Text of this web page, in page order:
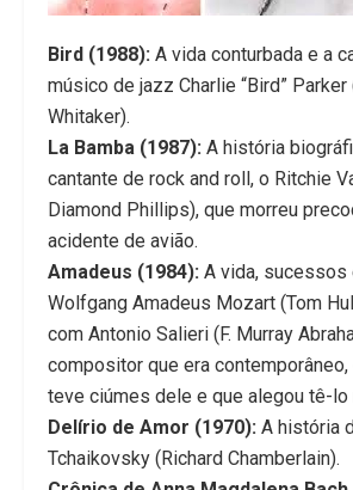
Bird (1988): A vida conturbada e a
músico de jazz Charlie “Bird”
Whitaker).
La Bamba (1987): A história
cantante de rock and roll, o Ritchie
Diamond Phillips), que morreu
acidente de avião.
Amadeus (1984): A vida,
Wolfgang Amadeus Mozart (Tom
com Antonio Salieri (F. Murray
compositor que era
teve ciúmes dele e que alegou tê-lo
Delírio de Amor (1970): A história
Tchaikovsky (Richard Chamberlain).